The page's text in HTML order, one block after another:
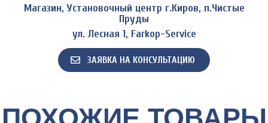
Магазин, Установочный центр г.Киров, п.Чистые
Пруды
ул. Лесная 1, Farkop-Service
ЗАЯВКА НА КОНСУЛЬТАЦИЮ